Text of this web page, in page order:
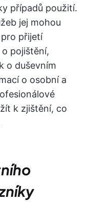
případů použití.
jej mohou
přijetí
pojištění,
o duševním
o osobní a
k zjištění, co